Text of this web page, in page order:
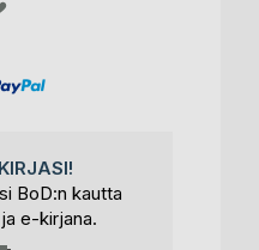
BoD:n kautta
e-kirjana.